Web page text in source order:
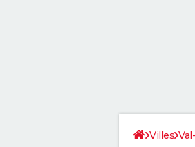
Villes